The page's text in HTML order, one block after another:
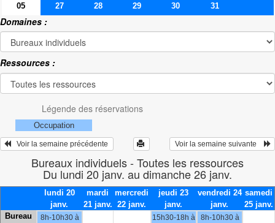
05
27 28 29 30 31
Domaines :
Ressources :
Légende des réservations
Occupation
Voir la semaine suivante
Bureaux individuels - Toutes les ressources
Du lundi 20 janv. au dimanche 26 janv.
lundi 20
janv.
mardi
21 janv.
mercredi
22 janv.
jeudi 23
janv.
vendredi 24
janv.
samedi
25 janv.
Bureau
8h-10h30 à
15h30-18h à
8h-10h30 à